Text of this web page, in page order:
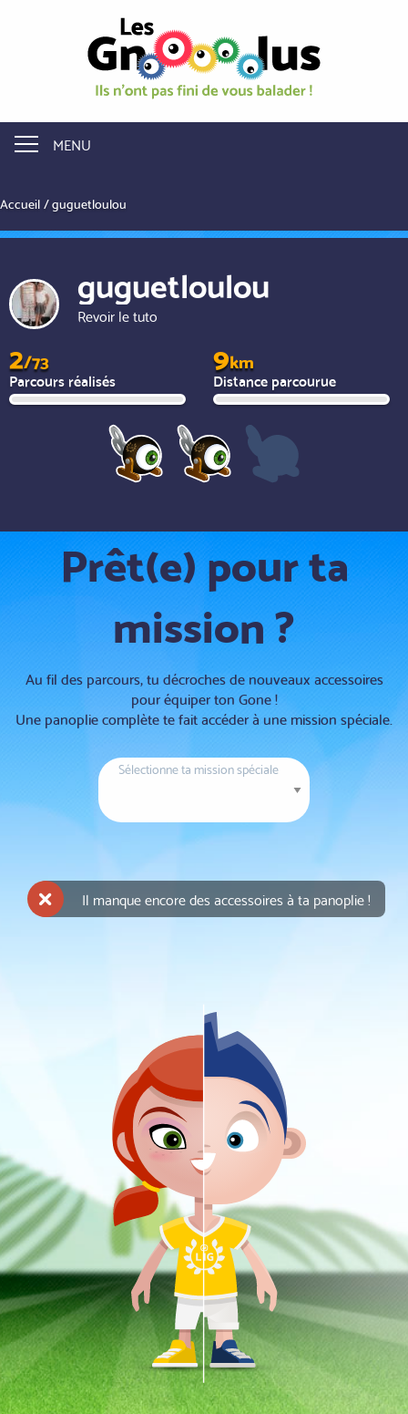
MENU
Accueil guguetloulou
guguetloulou
Revoir le tuto
2/73
Parcours réalisés 9km
Distance parcourue
Prêt(e) pour ta
mission ?
Au fil des parcours, tu décroches de nouveaux accessoires
pour équiper ton Gone !
Une panoplie complète te fait accéder à une mission spéciale.
Sélectionne ta mission spéciale
Il manque encore des accessoires à ta panoplie !